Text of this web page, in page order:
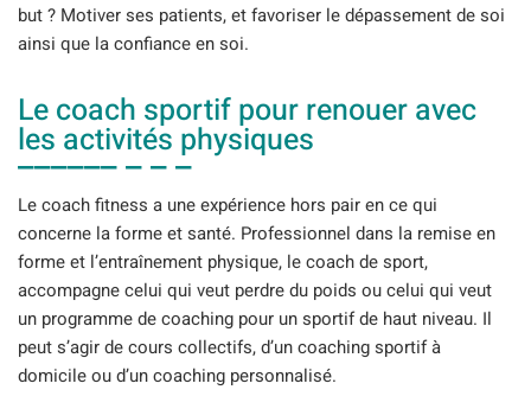
but ? Motiver ses patients, et favoriser le dépassement de soi
ainsi que la confiance en soi.
Le coach sportif pour renouer avec
les activités physiques
Le coach fitness a une expérience hors pair en ce qui
concerne la forme et santé. Professionnel dans la remise en
forme et l’entraînement physique, le coach de sport,
accompagne celui qui veut perdre du poids ou celui qui veut
un programme de coaching pour un sportif de haut niveau. Il
peut s’agir de cours collectifs, d’un coaching sportif à
domicile ou d’un coaching personnalisé.